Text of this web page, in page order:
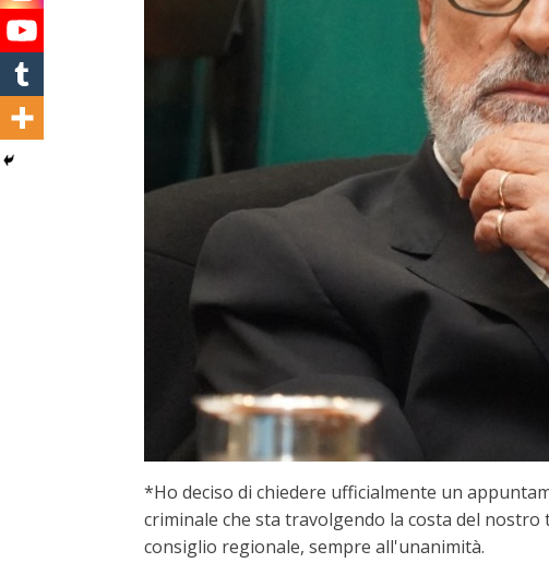
*Ho deciso di chiedere ufficialmente un
criminale che sta travolgendo la costa del
consiglio regionale, sempre all'unanimità.